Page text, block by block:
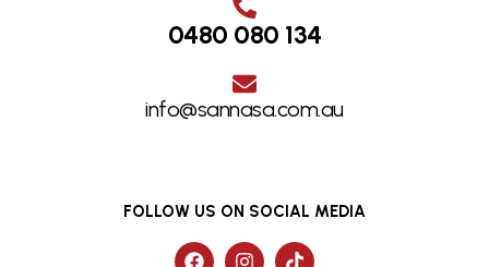
0480 080 134
info@sannasa.com.au
FOLLOW US ON SOCIAL MEDIA